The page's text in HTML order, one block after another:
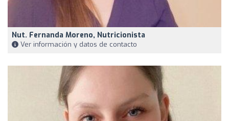
Nut. Fernanda Moreno, Nutricionista
Ver información y datos de contacto